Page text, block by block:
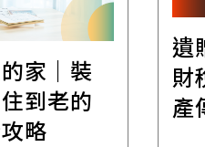
家｜裝
到老的
略
遺
財
產